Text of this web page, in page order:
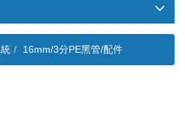
關
16mm/3分PE黑管/配件